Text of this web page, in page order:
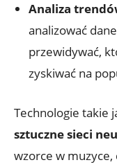
Analiza
analizować
przewidywać,
zyskiwać na
Technologie takie
sztuczne sieci
wzorce w